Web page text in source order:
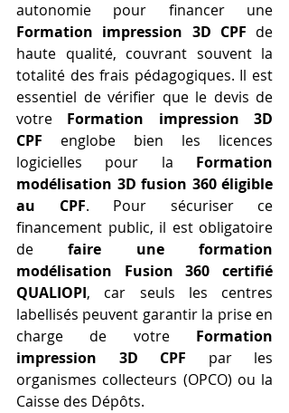
Formation impression 3D CPF de
haute qualité, couvrant souvent la
totalité des frais pédagogiques. Il est
essentiel de vérifier que le devis de
votre Formation impression 3D
CPF englobe bien les licences
logicielles pour la Formation
modélisation 3D fusion 360 éligible
au CPF. Pour sécuriser ce
financement public, il est obligatoire
de faire une formation
modélisation Fusion 360 certifié
QUALIOPI, car seuls les centres
labellisés peuvent garantir la prise en
charge de votre Formation
impression 3D CPF par les
organismes collecteurs (OPCO) ou la
Caisse des Dépôts.